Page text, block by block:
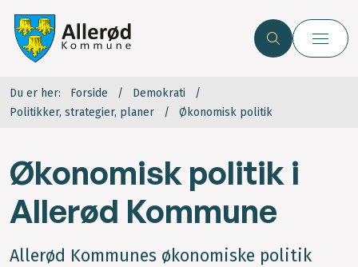
Du er her: Forside
Demokrati
Politikker, strategier, planer
Økonomisk politik
Økonomisk politik i
Allerød Kommune
Allerød Kommunes økonomiske politik